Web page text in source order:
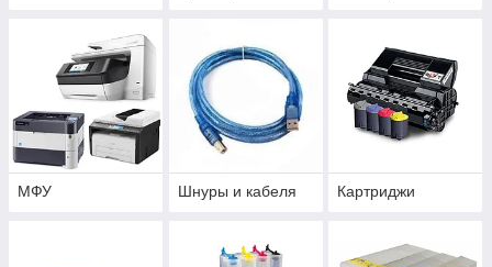
МФУ Шнуры и кабеля Картриджи